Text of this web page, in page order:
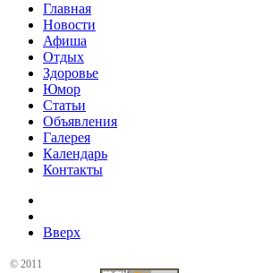
Главная
Новости
Афиша
Отдых
Здоровье
Юмор
Статьи
Объявления
Галерея
Календарь
Контакты
Вверх
© 2011